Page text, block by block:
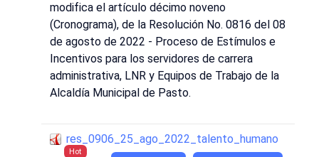
modifica el artículo décimo noveno
(Cronograma), de la Resolución No. 0816 del 08
de agosto de 2022 - Proceso de Estímulos e
Incentivos para los servidores de carrera
administrativa, LNR y Equipos de Trabajo de la
Alcaldía Municipal de Pasto.
res_0906_25_ago_2022_talento_humano
Hot